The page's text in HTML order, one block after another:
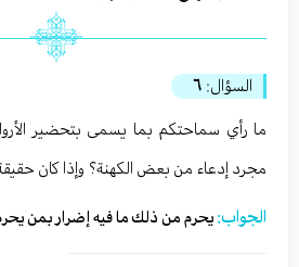
السؤال: ٦
ما رأي سماحتكم بما يسمى بتحضير
مجرد إدعاء من بعض الكهنة؟ وإذا كان
الجواب: يحرم من ذلك ما فيه إضرار بمن